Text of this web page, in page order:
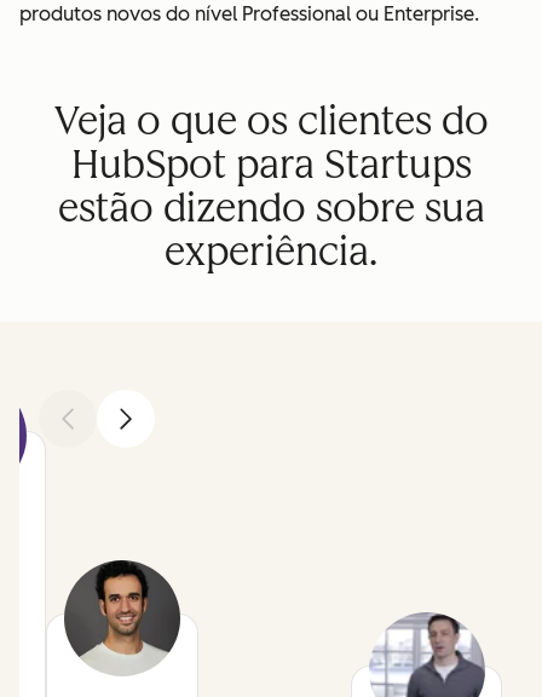
produtos novos do nível Professional ou Enterprise.
Veja o que os clientes do
HubSpot para Startups
estão dizendo sobre sua
experiência.
AnteriorAvançar